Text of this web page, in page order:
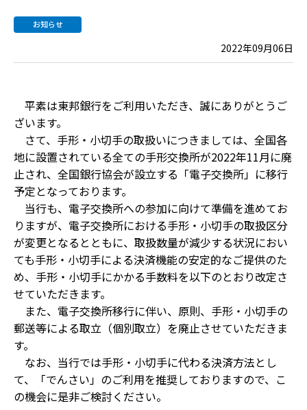
お知らせ
2022年09月06日
平素は東邦銀行をご利用いただき、誠にありがとうご
ざいます。
さて、手形・小切手の取扱いにつきましては、全国各
地に設置されている全ての手形交換所が2022年11月に廃
止され、全国銀行協会が設立する「電子交換所」に移行
予定となっております。
当行も、電子交換所への参加に向けて準備を進めてお
りますが、電子交換所における手形・小切手の取扱区分
が変更となるとともに、取扱数量が減少する状況におい
ても手形・小切手による決済機能の安定的なご提供のた
め、手形・小切手にかかる手数料を以下のとおり改定さ
せていただきます。
また、電子交換所移行に伴い、原則、手形・小切手の
郵送等による取立（個別取立）を廃止させていただきま
す。
なお、当行では手形・小切手に代わる決済方法とし
て、「でんさい」のご利用を推奨しておりますので、こ
の機会に是非ご検討ください。